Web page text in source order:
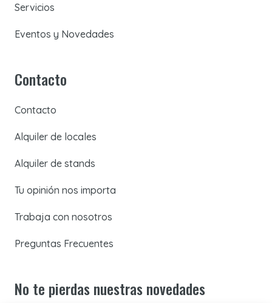
Servicios
Eventos y Novedades
Contacto
Contacto
Alquiler de locales
Alquiler de stands
Tu opinión nos importa
Trabaja con nosotros
Preguntas Frecuentes
No te pierdas nuestras novedades